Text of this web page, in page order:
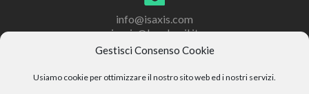
Gestisci Consenso Cookie
Usiamo cookie per ottimizzare il nostro sito web ed i nostri servizi.
info@isaxis.com
isaxis@legalmail.it